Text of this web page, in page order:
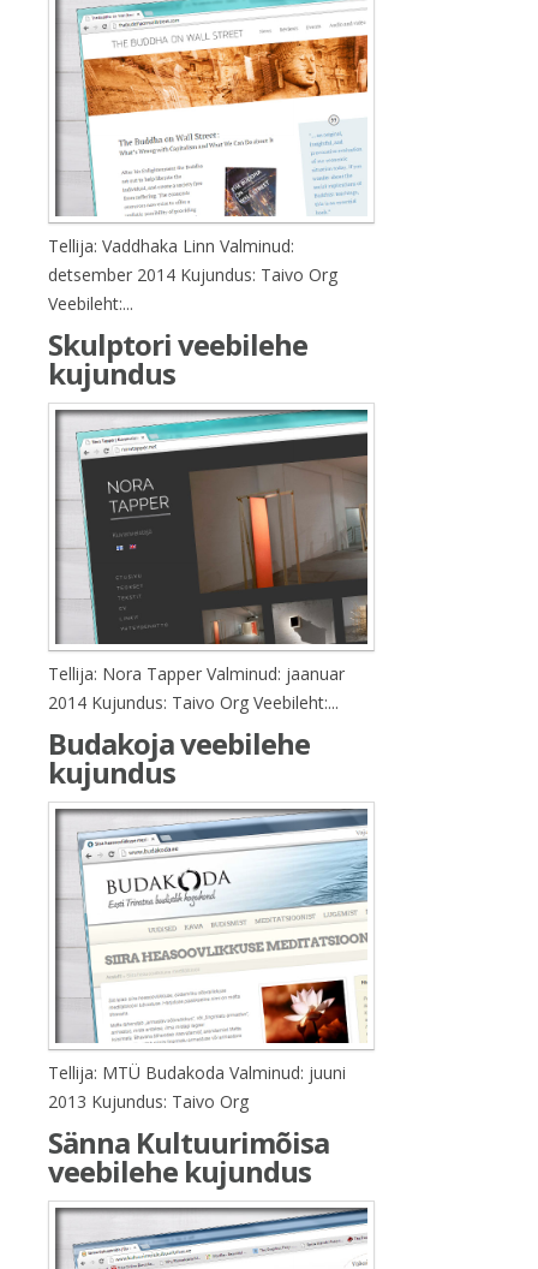
Tellija: Vaddhaka Linn Valminud:
detsember 2014 Kujundus: Taivo Org
Veebileht:...
Skulptori veebilehe
kujundus
Tellija: Nora Tapper Valminud: jaanuar
2014 Kujundus: Taivo Org Veebileht:...
Budakoja veebilehe
kujundus
Tellija: MTÜ Budakoda Valminud: juuni
2013 Kujundus: Taivo Org
Sänna Kultuurimõisa
veebilehe kujundus